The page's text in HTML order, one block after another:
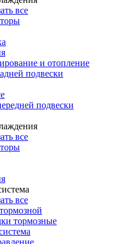
все
и отопление
подвески
подвески
все
все
тормозные